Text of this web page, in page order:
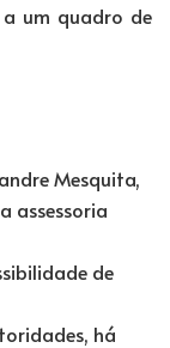
um quadro de
Mesquita,
assessoria
de
há